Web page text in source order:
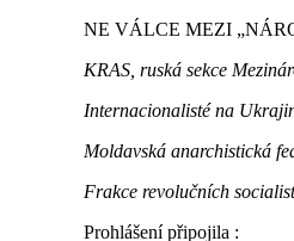
NE VÁLCE MEZI
KRAS, ruská sekce
Internacionalisté na
Moldavská anarchistická
Frakce revolučních
Prohlášení připojila :